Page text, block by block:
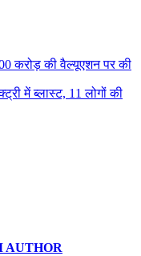
करोड़ की वैल्यूएशन पर की
में ब्लास्ट, 11 लोगों की
AUTHOR